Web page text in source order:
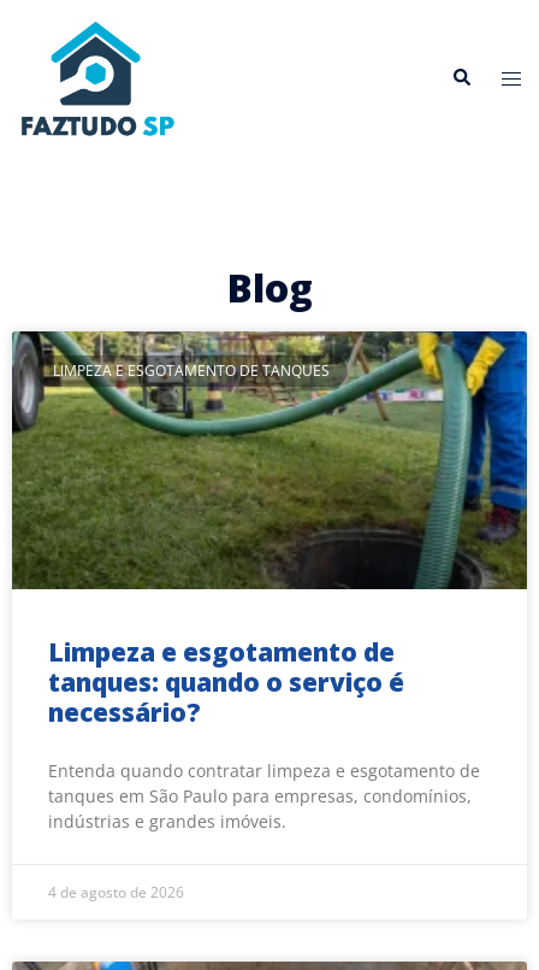
Blog
LIMPEZA E ESGOTAMENTO DE TANQUES
Limpeza e esgotamento de
tanques: quando o serviço é
necessário?
Entenda quando contratar limpeza e esgotamento de
tanques em São Paulo para empresas, condomínios,
indústrias e grandes imóveis.
4 de agosto de 2026